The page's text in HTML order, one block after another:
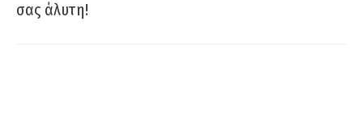
σας άλυτη!